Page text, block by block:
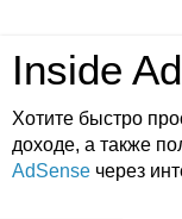
Inside
Хотите быстро
доходе, а также
AdSense через